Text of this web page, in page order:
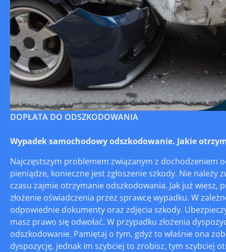
DOPŁATA DO ODSZKODOWANIA
Wypadek samochodowy odszkodowanie. Jakie
Najczęstszym problemem związanym z dochodzeniem
pieniądze, konieczne jest zgłoszenie szkody. Nie należy
czasu zajmie otrzymanie odszkodowania. Jak już
złożenie oświadczenia przez sprawcę wypadku. W
odpowiednie dokumenty oraz zdjęcia szkody.
masz prawo się odwołać. W przypadku złożenia
odszkodowanie. Pamiętaj o tym, gdyż to właśnie ona
dyspozycję, jednak im szybciej to zrobisz, tym szybciej